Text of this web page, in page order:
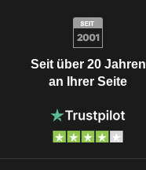
Seit über 20 Jahren
an Ihrer Seite